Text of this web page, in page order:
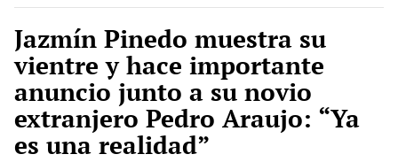
Jazmín Pinedo muestra su
vientre y hace importante
anuncio junto a su novio
extranjero Pedro Araujo: “Ya
es una realidad”